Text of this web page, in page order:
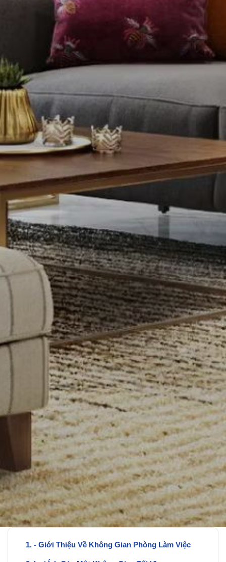
- Giới Thiệu Về Không Gian Phòng Làm Việc